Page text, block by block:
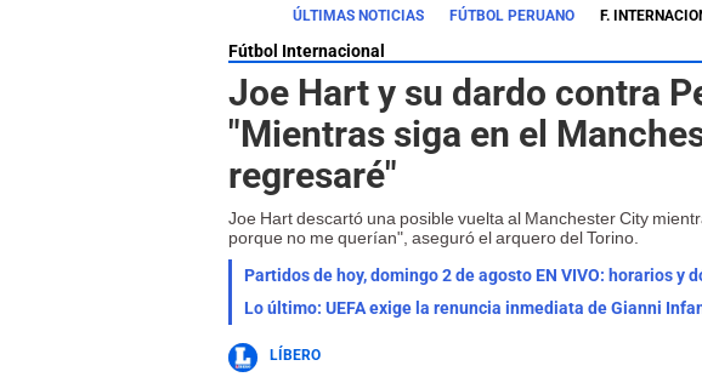
ÚLTIMAS NOTICIAS FÚTBOL PERUANO F.
Fútbol Internacional
Joe Hart y su dardo contra
"Mientras siga en el
regresaré"
Joe Hart descartó una posible vuelta al Manchester City
porque no me querían", aseguró el arquero del Torino.
Partidos de hoy, domingo 2 de agosto EN VIVO: horarios y
Lo último: UEFA exige la renuncia inmediata de Gianni
LÍBERO